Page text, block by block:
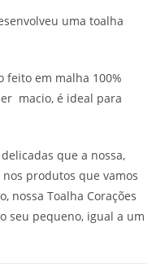
uma toalha
feito em malha 100%
macio, é ideal para
que a nossa,
produtos que vamos
nossa Toalha Corações
seu pequeno, igual a um